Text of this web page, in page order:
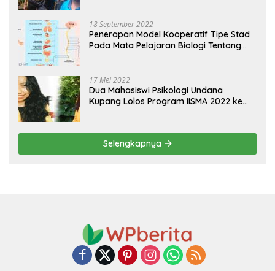
18 September 2022
Penerapan Model Kooperatif Tipe Stad
Pada Mata Pelajaran Biologi Tentang
17 Mei 2022
Dua Mahasiswi Psikologi Undana
Kupang Lolos Program IISMA 2022 ke
Selengkapnya